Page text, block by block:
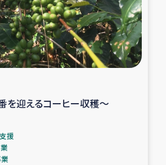
を迎えるコーヒー収穫～
援